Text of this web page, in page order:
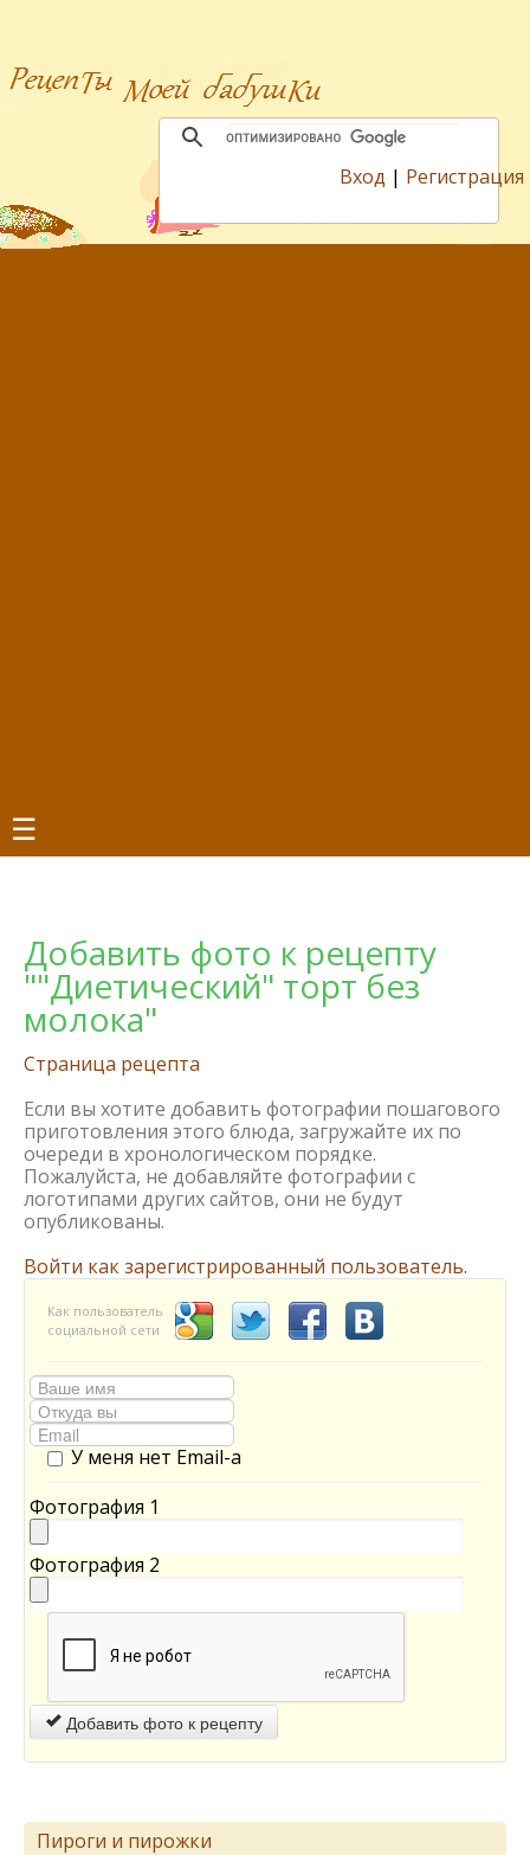
Вход | Регистрация
☰
Добавить фото к рецепту
""Диетический" торт без
молока"
Страница рецепта
Если вы хотите добавить фотографии пошагового
приготовления этого блюда, загружайте их по
очереди в хронологическом порядке.
Пожалуйста, не добавляйте фотографии с
логотипами других сайтов, они не будут
опубликованы.
Войти как зарегистрированный пользователь.
Как пользователь
социальной сети
У меня нет Email-а
Фотография 1
Фотография 2
Добавить фото к рецепту
Пироги и пирожки